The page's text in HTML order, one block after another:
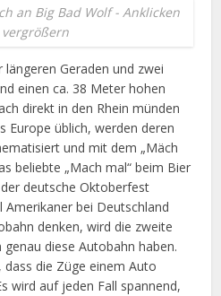
an Big Bad Wolf - Anklicken
Geraden und zwei
einen ca. 38 Meter hohen
direkt in den Rhein münden
Europe üblich, werden deren
und mit dem „Mäch
beliebte „Mach mal“ beim Bier
deutsche Oktoberfest
bei Deutschland
denken, wird die zweite
diese Autobahn haben.
die Züge einem Auto
wird auf jeden Fall spannend,